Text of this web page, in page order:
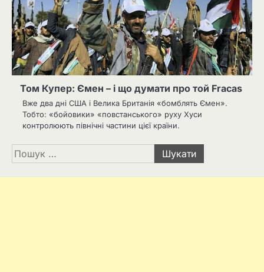
Том Купер: Ємен – і що думати про той Fracas
Вже два дні США і Велика Британія «бомблять Ємен».
Тобто: «бойовики» «повстанського» руху Хуси
контролюють північні частини цієї країни.
Пошук: